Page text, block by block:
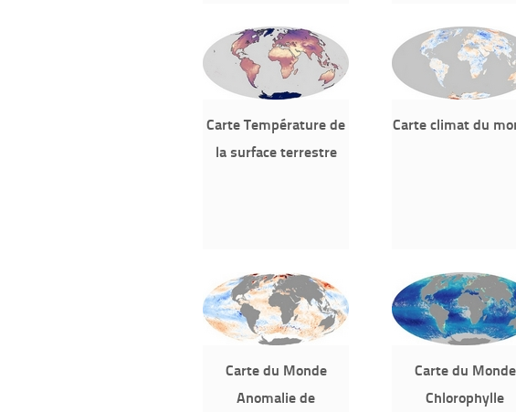
Carte Température de
la surface terrestre
Carte climat du
Carte du Monde
Anomalie de
Carte du Monde
Chlorophylle